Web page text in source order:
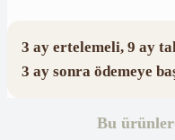
3 ay ertelemeli, 9 ay
3 ay sonra ödemeye
Bu